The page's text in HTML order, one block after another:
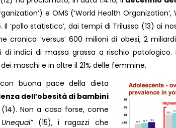
e OMS (‘World Health
‘pollo statistico’, dai tempi di Trilussa (13) ai
cronica ‘versus’ 600 milioni di obesi, 2
indici di massa grassa a rischio patologico.
maschi e in oltre il 21% delle femmine.
buona pace della dieta
dell’obesità di bambini
(14). Non a caso forse, come
(15), i ragazzi che